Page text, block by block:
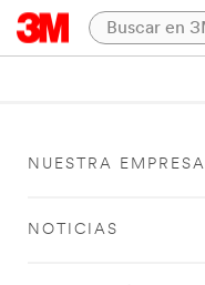
NUESTRA EMPRESA
NOTICIAS